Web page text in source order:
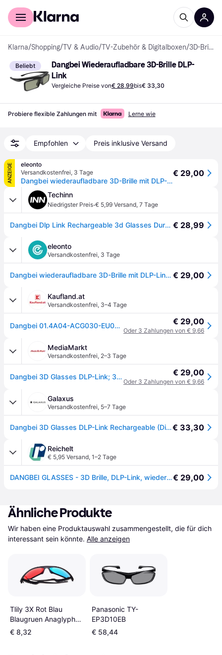
Für Shopper
Klarna/Shopping/TV & Audio/TV-Zubehör & Digitalboxen/ 3D-Brillen
Beliebt
Dangbei Wiederaufladbare 3D-Brille DLP-
Link
Vergleiche Preise von€ 28,99bis€ 33,30
Probiere flexible Zahlungen mit Lerne wie
Empfohlen Preis inklusive Versand
ANZEIGE
eleonto
Versandkostenfrei, 3 Tage
Dangbei wiederaufladbare 3D-Brille mit DLP-Link - Schwarz
€ 29,00
Techinn
Niedrigster Preis·€ 5,99 Versand, 7 Tage
Dangbei Dlp Link Rechargeable 3d Glasses Durchsichtig € 28,99
eleonto
Versandkostenfrei, 3 Tage
Dangbei wiederaufladbare 3D-Brille mit DLP-Link - Schwarz € 29,00
Kaufland.at
Versandkostenfrei, 3–4 Tage
Dangbei 01.4A04-ACG030-EU00, Mikro-USB, 60 h, Lithium-Ion (Li-Ion), 27,2 g, Schwarz, 1 Stück(e) € 29,00
Oder 3 Zahlungen von € 9,66
MediaMarkt
Versandkostenfrei, 2–3 Tage
Dangbei 3D Glasses DLP-Link; 3D-Brille - Schwarz € 29,00
Oder 3 Zahlungen von € 9,66
Galaxus
Versandkostenfrei, 5–7 Tage
Dangbei 3D Glasses DLP-Link Rechargeable (Diverse), Beamer Zubehör, Schwarz€ 33,30
Reichelt
€ 5,95 Versand, 1–2 Tage
DANGBEI GLASSES - 3D Brille, DLP-Link, wiederaufladbar€ 29,00
Ähnliche Produkte
Wir haben eine Produktauswahl zusammengestellt, die für dich
interessant sein könnte. Alle anzeigen
Tlily 3X Rot Blau
Blaugruen Anaglyph
Einfacher Stil
€ 8,32
Panasonic TY-
EP3D10EB
€ 58,44